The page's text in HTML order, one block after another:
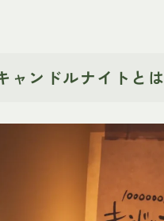
ャンドルナイトとは